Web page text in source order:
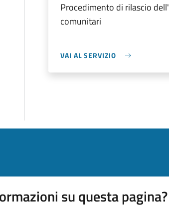
Procedimento di rilascio
comunitari
VAI AL SERVIZIO
su questa pagina?